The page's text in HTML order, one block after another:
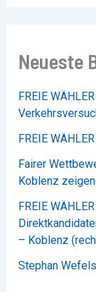
Neueste
FREIE
FREIE
Fairer
Koblenz
FREIE
– Koblenz
Stephan